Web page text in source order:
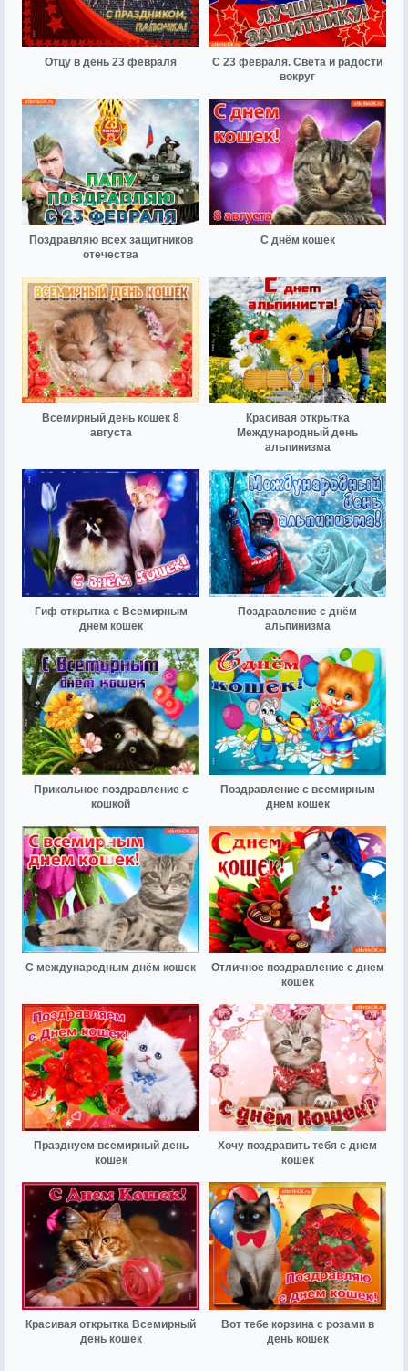
Отцу в день 23 февраля
С 23 февраля. Света и радости
вокруг
Поздравляю всех защитников
отечества
С днём кошек
Всемирный день кошек 8
августа
Красивая открытка
Международный день
альпинизма
Гиф открытка с Всемирным
днем кошек
Поздравление с днём
альпинизма
Прикольное поздравление с
кошкой
Поздравление с всемирным
днем кошек
С международным днём кошек
Отличное поздравление с днем
кошек
Празднуем всемирный день
кошек
Хочу поздравить тебя с днем
кошек
Красивая открытка Всемирный
день кошек
Вот тебе корзина с розами в
день кошек